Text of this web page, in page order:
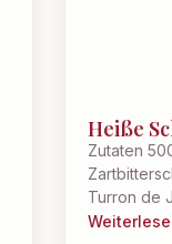
Heiße
Zutaten
Turron de